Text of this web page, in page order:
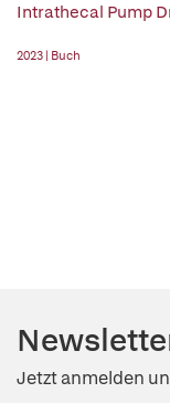
Intrathecal Pump
2023 | Buch
Jetzt anmelden